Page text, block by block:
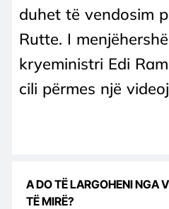
duhet të vendosim
Rutte. I
kryeministri Edi
cili përmes një
A DO TË LARGOHENI NGA
TË MIRË?